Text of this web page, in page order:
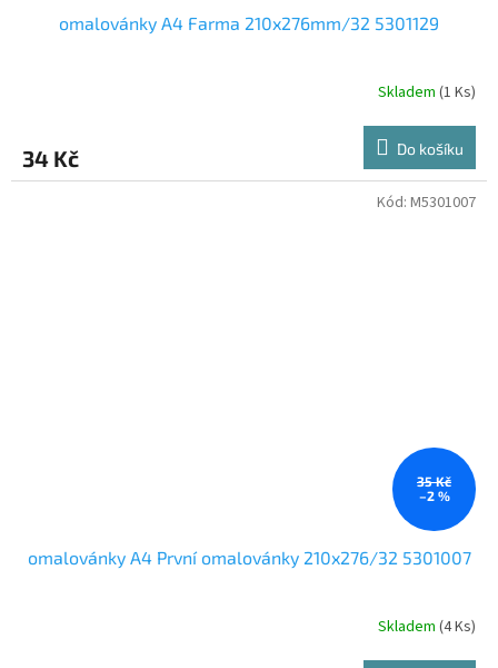
omalovánky A4 Farma 210x276mm/32 5301129
Skladem (1 Ks)
34 Kč Do košíku
35 Kč
–2 %
omalovánky A4 První omalovánky 210x276/32 5301007
Skladem (4 Ks)
Kód: M5301007